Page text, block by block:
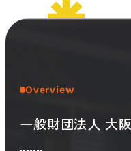
Overview
一般財団法人 大